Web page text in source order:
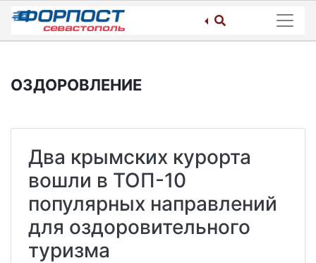
Skip
content
ОЗДОРОВЛЕНИЕ
Два крымских курорта
вошли в ТОП-10
популярных направлений
для оздоровительного
туризма